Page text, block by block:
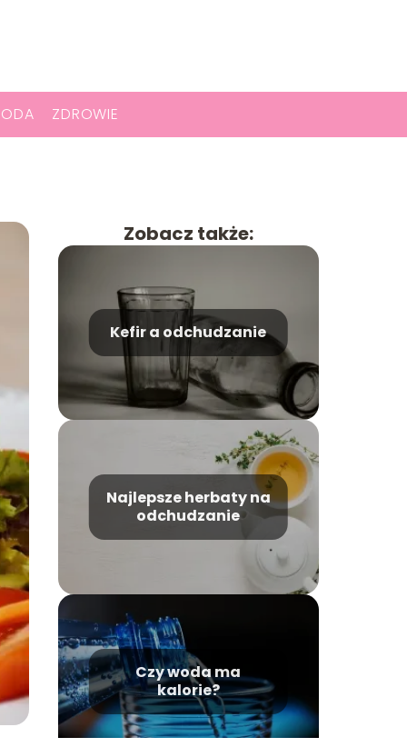
ZDROWIE
Zobacz także:
Kefir a odchudzanie
Najlepsze herbaty na
odchudzanie
Czy woda ma
kalorie?